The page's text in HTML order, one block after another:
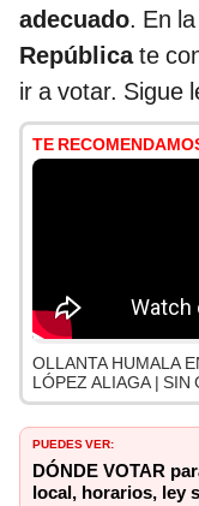
adecuado. En
Repúblicate
ir a votar. Sigue
TE
OLLANTA HUMALA
LÓPEZ ALIAGA | SIN
PUEDES VER:
DÓNDE VOTAR
local, horarios, ley